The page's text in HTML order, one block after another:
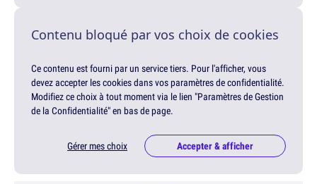
Contenu bloqué par vos choix de cookies
Ce contenu est fourni par un service tiers. Pour l'afficher, vous
devez accepter les cookies dans vos paramètres de confidentialité.
Modifiez ce choix à tout moment via le lien "Paramètres de Gestion
de la Confidentialité" en bas de page.
Gérer mes choix Accepter & afficher